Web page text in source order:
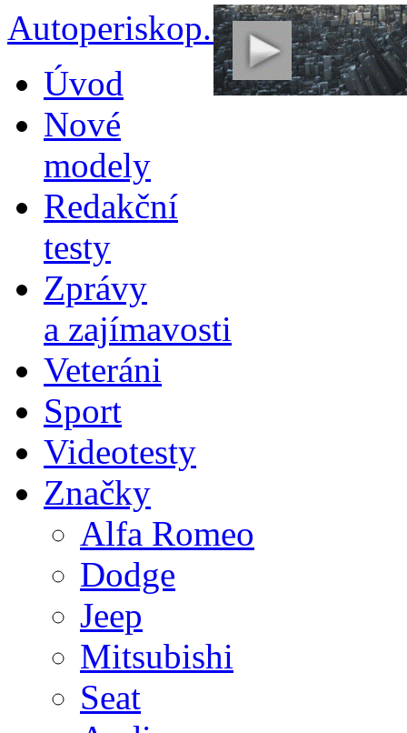
Autoperiskop.cz –
obsahu
webu
Úvod
Nové
modely
Redakční
testy
Zprávy
a zajímavosti
Veteráni
Sport
Videotesty
Značky
Alfa Romeo
Dodge
Jeep
Mitsubishi
Seat